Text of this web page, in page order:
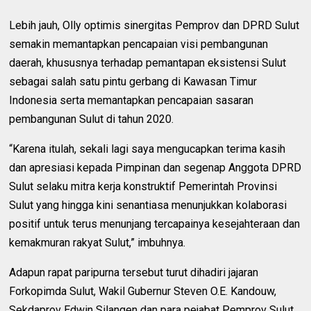
Lebih jauh, Olly optimis sinergitas Pemprov dan DPRD Sulut
semakin memantapkan pencapaian visi pembangunan
daerah, khususnya terhadap pemantapan eksistensi Sulut
sebagai salah satu pintu gerbang di Kawasan Timur
Indonesia serta memantapkan pencapaian sasaran
pembangunan Sulut di tahun 2020.
“Karena itulah, sekali lagi saya mengucapkan terima kasih
dan apresiasi kepada Pimpinan dan segenap Anggota DPRD
Sulut selaku mitra kerja konstruktif Pemerintah Provinsi
Sulut yang hingga kini senantiasa menunjukkan kolaborasi
positif untuk terus menunjang tercapainya kesejahteraan dan
kemakmuran rakyat Sulut,” imbuhnya.
Adapun rapat paripurna tersebut turut dihadiri jajaran
Forkopimda Sulut, Wakil Gubernur Steven O.E. Kandouw,